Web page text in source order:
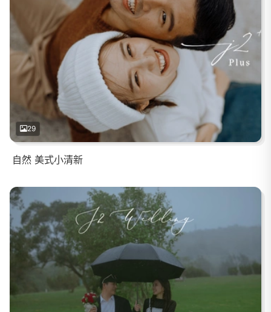
29
自然 美式小清新